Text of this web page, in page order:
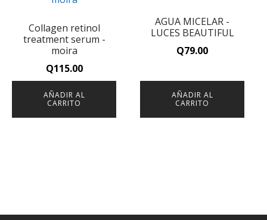
Collagen retinol
treatment serum -
moira
Q115.00
AÑADIR AL
CARRITO
AGUA MICELAR -
LUCES BEAUTIFUL
Q79.00
AÑADIR AL
CARRITO